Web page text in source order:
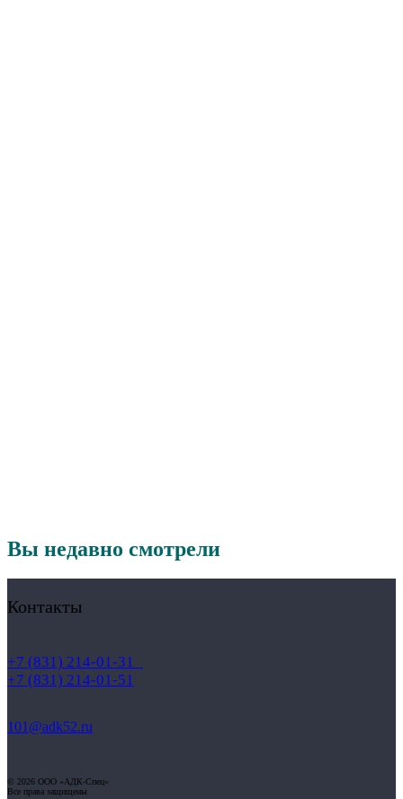
Вы недавно смотрели
Контакты
+7 (831) 214-01-31
+7 (831) 214-01-51
101@adk52.ru
© 2026 ООО «АДК-Спец»
Все права защищены